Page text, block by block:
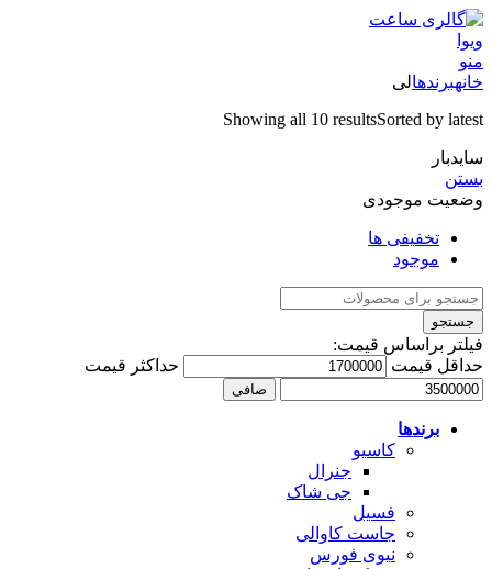
منو
خانهبرندهالی
Showing all 10 resultsSorted by latest
سایدبار
بستن
وضعیت موجودی
تخفیفی ها
موجود
جستجو
فیلتر براساس قیمت:
حداقل قیمت
حداكثر قيمت
صافی
برندها
کاسیو
جنرال
جی شاک
فسیل
جاست کاوالی
نیوی فورس